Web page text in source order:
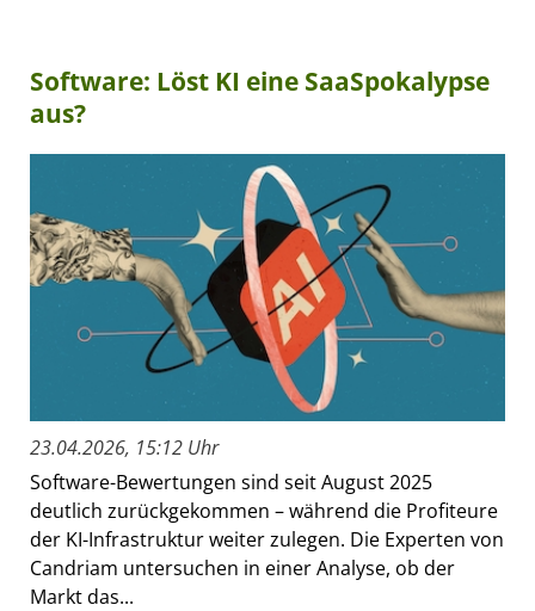
Software: Löst KI eine SaaSpokalypse
aus?
23.04.2026, 15:12 Uhr
Software-Bewertungen sind seit August 2025
deutlich zurückgekommen – während die Profiteure
der KI-Infrastruktur weiter zulegen. Die Experten von
Candriam untersuchen in einer Analyse, ob der
Markt das...